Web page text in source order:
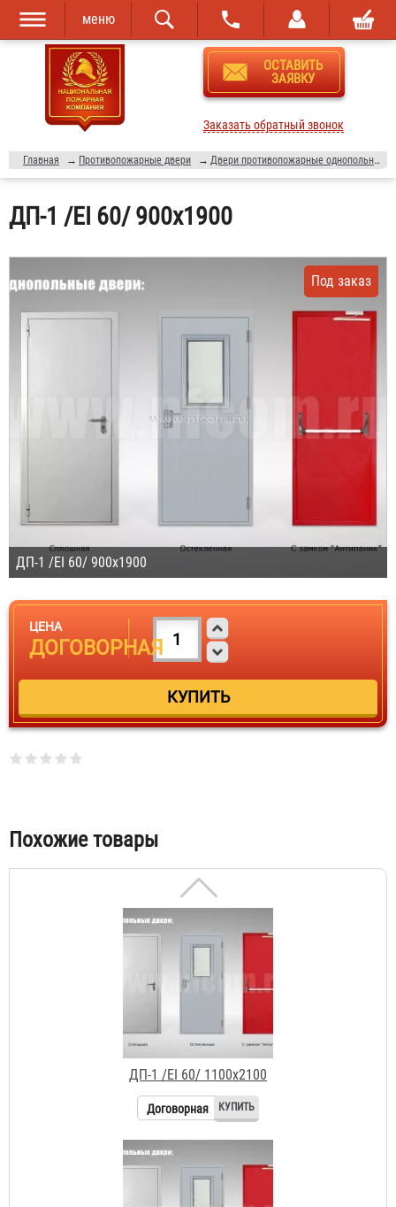
Перейти к
основному
содержанию
Skip to
navigation
меню
ОСТАВИТЬ
ЗАЯВКУ
Заказать обратный звонок
Главная → Противопожарные двери → Двери противопожарные однопольные
ДП-1 /EI 60/ 900х1900
ДП-1 /EI 60/ 900х1900
Под заказ
ЦЕНА
ДОГОВОРНАЯ
Табы
Похожие товары
ДП-1 /EI 60/ 1100х2100